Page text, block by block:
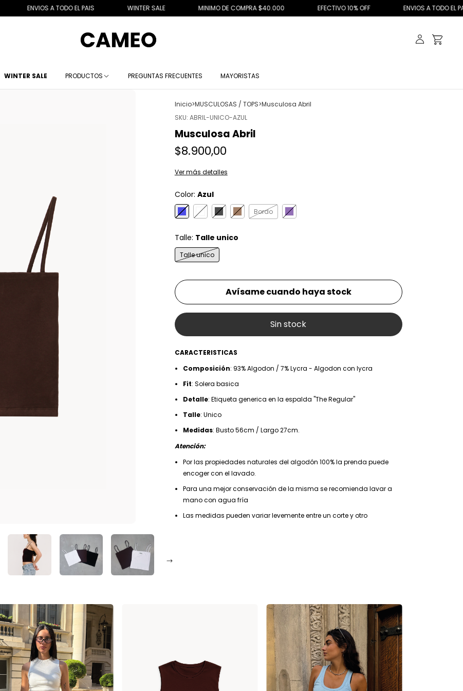
A TODO EL PAIS WINTER SALE MINIMO DE COMPRA $40.000 EFECTIVO 10% OFF ENVIOS A TODO EL PAIS
WINTER SALE PRODUCTOS PREGUNTAS FRECUENTES MAYORISTAS
Inicio>MUSCULOSAS / TOPS>Musculosa Abril
SKU: ABRIL-UNICO-AZUL
Musculosa Abril
$8.900,00
Ver más detalles
Color: Azul
Bordo
Talle: Talle unico
Talle unico
Avísame cuando haya stock
CARACTERISTICAS
Composición: 93% Algodon / 7% Lycra - Algodon con lycra
Fit: Solera basica
Detalle: Etiqueta generica en la espalda "The Regular"
Talle: Unico
Medidas: Busto 56cm / Largo 27cm.
Atención:
Por las propiedades naturales del algodón 100% la prenda puede
encoger con el lavado.
Para una mejor conservación de la misma se recomienda lavar a
mano con agua fría
Las medidas pueden variar levemente entre un corte y otro